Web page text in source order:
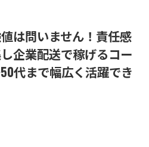
は問いません！責任感
企業配送で稼げるコー
代まで幅広く活躍でき